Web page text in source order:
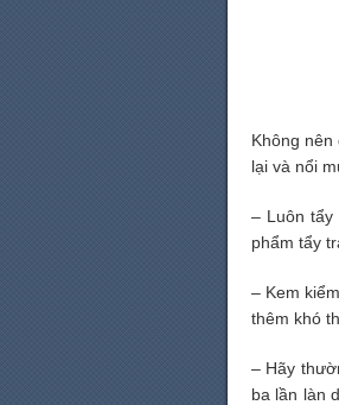
Không
lại và nổi
– Luôn tẩy
phẩm tẩy
– Kem
thêm khó
– Hãy
ba lần làn